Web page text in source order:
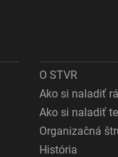
O STVR
Ako si naladiť
Ako si naladiť
Organizačná
História